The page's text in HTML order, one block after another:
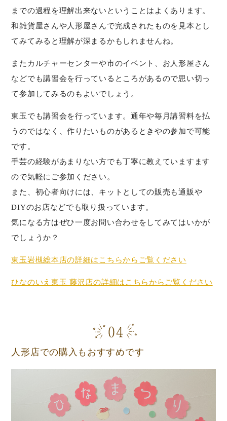
までの過程を理解出来ないということはよくあります。
和雑貨屋さんや人形屋さんで完成されたものを見本とし
てみてみると理解が深まるかもしれませんね。
またカルチャーセンターや市のイベント、お人形屋さん
などでも講習会を行っているところがあるので思い切っ
て参加してみるのもよいでしょう。
東玉でも講習会を行っています。通年や毎月講習料を払
うのではなく、作りたいものがあるときやの参加で可能
です。
手芸の経験があまりない方でも丁寧に教えていますます
ので気軽にご参加ください。
また、初心者向けには、キットとしての販売も通販や
DIYのお店などでも取り扱っています。
気になる方はぜひ一度お問い合わせをしてみてはいかが
でしょうか？
東玉岩槻総本店の詳細はこちらからご覧ください
ひなのいえ東玉 藤沢店の詳細はこちらからご覧ください
人形店での購入もおすすめです